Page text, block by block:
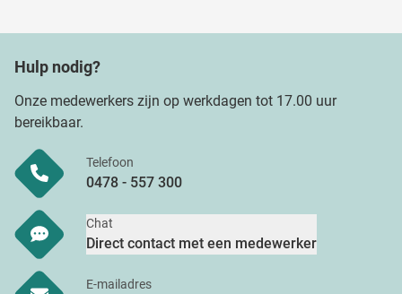
Hulp nodig?
Onze medewerkers zijn op werkdagen tot 17.00 uur
bereikbaar.
Telefoon
0478 - 557 300
Chat
Direct contact met een medewerker
E-mailadres